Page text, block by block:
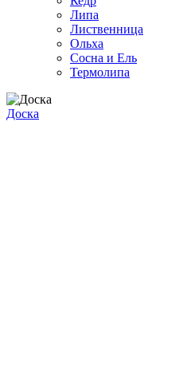
Липа
Лиственница
Ольха
Сосна и Ель
Термолипа
Доска